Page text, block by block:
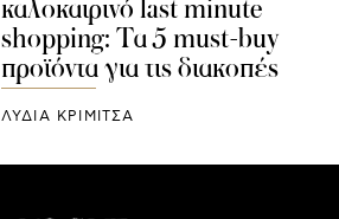
καλοκαιρινό last minute
shopping: Τα 5 must-buy
προϊόντα για τις διακοπές
ΛΥΔΊΑ ΚΡΙΜΙΤΣΆ